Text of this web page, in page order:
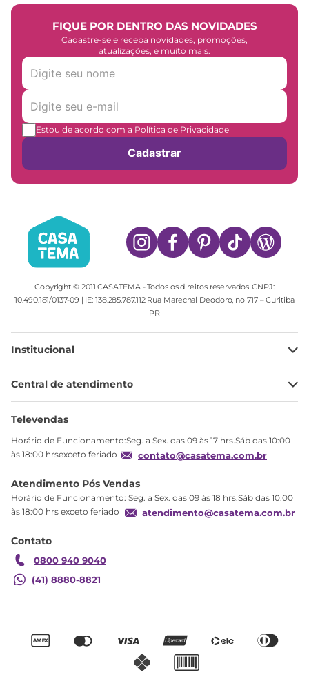
FIQUE POR DENTRO DAS NOVIDADES
Cadastre-se e receba novidades, promoções,
atualizações, e muito mais.
Estou de acordo com a Política de Privacidade
Cadastrar
Copyright © 2011 CASATEMA - Todos os direitos reservados. CNPJ:
10.490.181/0137-09 | IE: 138.285.787.112 Rua Marechal Deodoro, no 717 – Curitiba
PR
Institucional
Minha Conta
Meus pedidos
Troca
Garantia
Central de atendimento
Ajuda
Televendas
Horário de Funcionamento:Seg. a Sex. das 09 às 17 hrs.Sáb das 10:00
às 18:00 hrsexceto feriado
contato@casatema.com.br
Atendimento Pós Vendas
Horário de Funcionamento: Seg. a Sex. das 09 às 18 hrs.Sáb das 10:00
às 18:00 hrs exceto feriado
atendimento@casatema.com.br
Contato
0800 940 9040
(41) 8880-8821